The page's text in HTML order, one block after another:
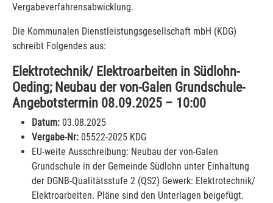
Vergabeverfahrensabwicklung.
Die Kommunalen Dienstleistungsgesellschaft mbH (KDG)
schreibt Folgendes aus:
Elektrotechnik/ Elektroarbeiten in Südlohn-
Oeding; Neubau der von-Galen Grundschule-
Angebotstermin 08.09.2025 – 10:00
Datum: 03.08.2025
Vergabe-Nr: 05522-2025 KDG
EU-weite Ausschreibung: Neubau der von-Galen
Grundschule in der Gemeinde Südlohn unter Einhaltung
der DGNB-Qualitätsstufe 2 (QS2) Gewerk: Elektrotechnik/
Elektroarbeiten. Pläne sind den Unterlagen beigefügt.